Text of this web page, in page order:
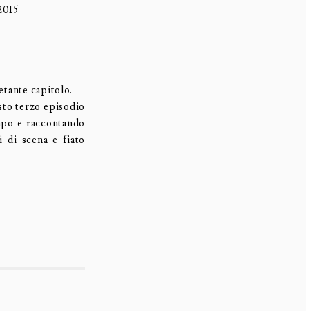
capitolo.
terzo episodio
e raccontando
di scena e fiato